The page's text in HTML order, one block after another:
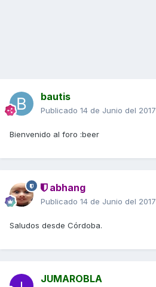
bautis
Publicado 14 de Junio del 2017
Bienvenido al foro :beer
abhang
Publicado 14 de Junio del 2017
Saludos desde Córdoba.
JUMAROBLA